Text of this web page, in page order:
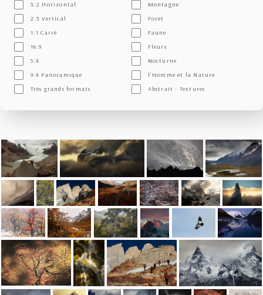
3:2 Horizontal
2:3 Vertical
1:1 Carré
16:9
5:4
9:4 Panoramique
Très grands formats
Montagne
Foret
Faune
Fleurs
Nocturne
l'Homme et la Nature
Abstrait - Textures